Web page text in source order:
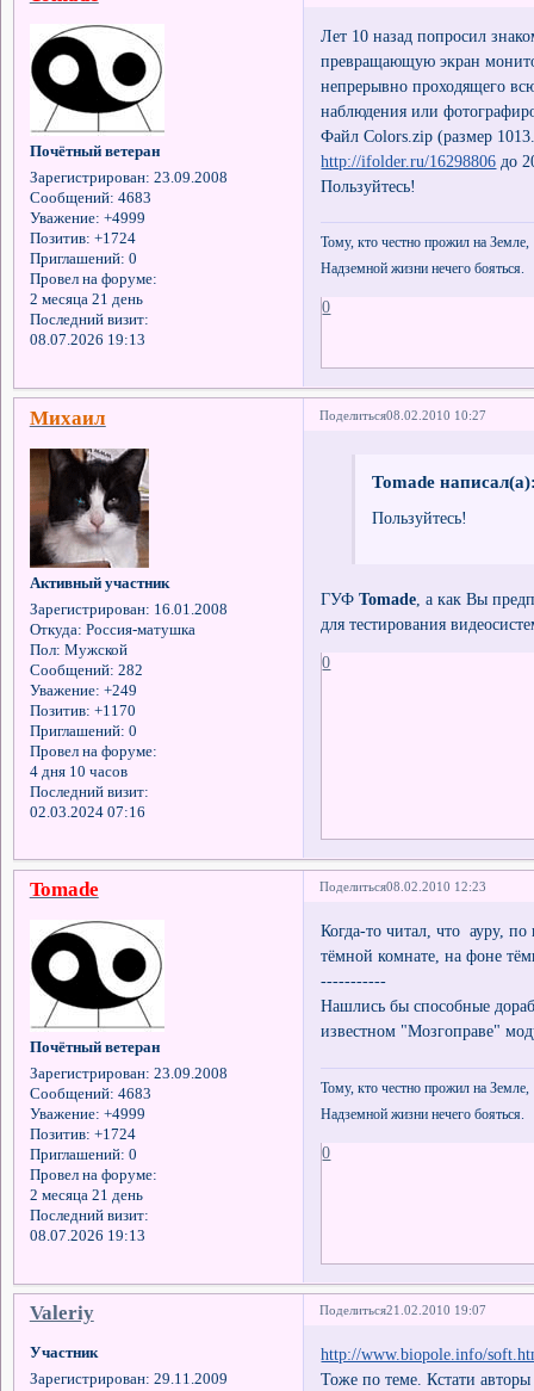
Почётный ветеран
Зарегистрирован: 23.09.2008
Сообщений: 4683
Уважение: +4999
Позитив: +1724
Приглашений: 0
Провел на форуме:
2 месяца 21 день
Последний визит:
08.07.2026 19:13
Лет 10 назад попросил
превращающую экран
непрерывно проходящего
наблюдения или
Файл Colors.zip (размер
http://ifolder.ru/16298806 до
Пользуйтесь!
Тому, кто честно прожил на Земле,
Надземной жизни нечего бояться.
0
Поделиться08.02.2010 10:27
Михаил
Активный участник
Зарегистрирован: 16.01.2008
Откуда: Россия-матушка
Пол: Мужской
Сообщений: 282
Уважение: +249
Позитив: +1170
Приглашений: 0
Провел на форуме:
4 дня 10 часов
Последний визит:
02.03.2024 07:16
Tomade
Пользуйтесь!
ГУФTomade, а как Вы
для тестирования
0
Поделиться08.02.2010 12:23
Tomade
Почётный ветеран
Зарегистрирован: 23.09.2008
Сообщений: 4683
Уважение: +4999
Позитив: +1724
Приглашений: 0
Провел на форуме:
2 месяца 21 день
Последний визит:
08.07.2026 19:13
Когда-то читал, что ауру,
тёмной комнате, на фоне
-----------
Нашлись бы способные
известном "Мозгоправе"
Тому, кто честно прожил на Земле,
Надземной жизни нечего бояться.
0
Поделиться21.02.2010 19:07
Valeriy
Участник
Зарегистрирован: 29.11.2009
http://www.biopole.info/
Тоже по теме. Кстати